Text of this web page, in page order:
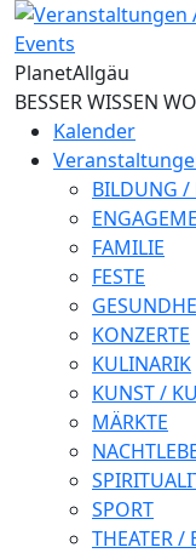
Direkt zum Inhalt
PlanetAllgäu
BESSER WISSEN
Kalender
BILDUNG /
FAMILIE
FESTE
KONZERTE
KULINARIK
KUNST /
MÄRKTE
SPORT
THEATER /